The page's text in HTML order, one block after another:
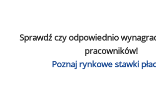
Sprawdź czy odpowiednio
pracowników!
Poznaj rynkowe stawki